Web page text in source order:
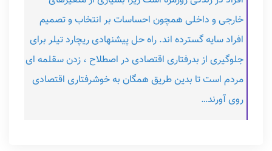
خارجی و داخلی همچون احساسات بر انتخاب و تصمیم
افراد سایه گسترده اند. راه حل پیشنهادی ریچارد تیلر برای
جلوگیری از بدرفتاری اقتصادی در اصطلاح ، زدن سقلمه ای
مردم است تا بدین طریق همگان به خوشرفتاری اقتصادی
روی آورند…